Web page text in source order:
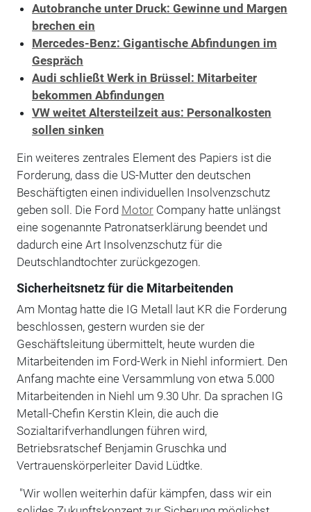
Autobranche unter Druck: Gewinne und Margen
brechen ein
Mercedes-Benz: Gigantische Abfindungen im
Gespräch
Audi schließt Werk in Brüssel: Mitarbeiter
bekommen Abfindungen
VW weitet Altersteilzeit aus: Personalkosten
sollen sinken
Ein weiteres zentrales Element des Papiers ist die
Forderung, dass die US-Mutter den deutschen
Beschäftigten einen individuellen Insolvenzschutz
geben soll. Die Ford MotorCompany hatte unlängst
eine sogenannte Patronatserklärung beendet und
dadurch eine Art Insolvenzschutz für die
Deutschlandtochter zurückgezogen.
Sicherheitsnetz für die Mitarbeitenden
Am Montag hatte die IG Metall laut KR die Forderung
beschlossen, gestern wurden sie der
Geschäftsleitung übermittelt, heute wurden die
Mitarbeitenden im Ford-Werk in Niehl informiert. Den
Anfang machte eine Versammlung von etwa 5.000
Mitarbeitenden in Niehl um 9.30 Uhr. Da sprachen IG
Metall-Chefin Kerstin Klein, die auch die
Sozialtarifverhandlungen führen wird,
Betriebsratschef Benjamin Gruschka und
Vertrauenskörperleiter David Lüdtke.
"Wir wollen weiterhin dafür kämpfen, dass wir ein